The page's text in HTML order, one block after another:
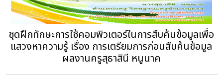
ชุดฝึกทักษะการใช้คอมพิวเตอร์ในการสืบค้นข้อมูลเพื่อ
แสวงหาความรู้ เรื่อง การเตรียมการก่อนสืบค้นข้อมูล
ผลงานครูสุธาสินี หนูนาค